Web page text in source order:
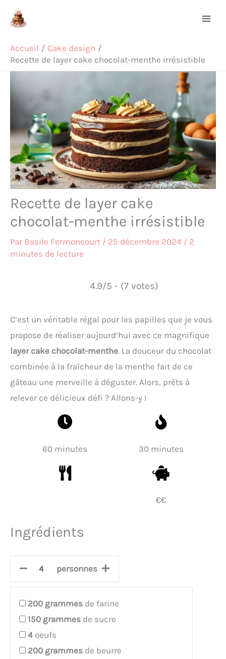
Accueil
Cake design
Recette de layer cake chocolat-menthe irrésistible
Recette de layer cake
chocolat-menthe irrésistible
Par Basile Fermoncourt / 25 décembre 2024 / 2
minutes de lecture
4.9/5 - (7 votes)
C’est un véritable régal pour les papilles que je vous
propose de réaliser aujourd’hui avec ce magnifique
layer cake chocolat-menthe. La douceur du chocolat
combinée à la fraîcheur de la menthe fait de ce
gâteau une merveille à déguster. Alors, prêts à
relever ce délicieux défi ? Allons-y !
60 minutes 30 minutes
€€
Ingrédients
personnes
200 grammes de farine
150 grammes de sucre
4 oeufs
200 grammes de beurre
Rechercher